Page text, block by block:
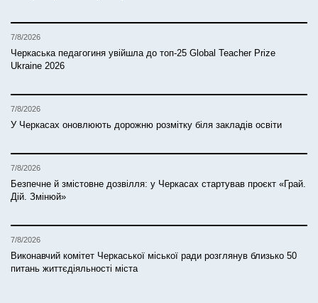
7/8/2026
Черкаська педагогиня увійшла до топ-25 Global Teacher Prize
Ukraine 2026
7/8/2026
У Черкасах оновлюють дорожню розмітку біля закладів освіти
7/8/2026
Безпечне й змістовне дозвілля: у Черкасах стартував проєкт «Грай.
Дій. Змінюй»
7/8/2026
Виконавчий комітет Черкаської міської ради розглянув близько 50
питань життєдіяльності міста